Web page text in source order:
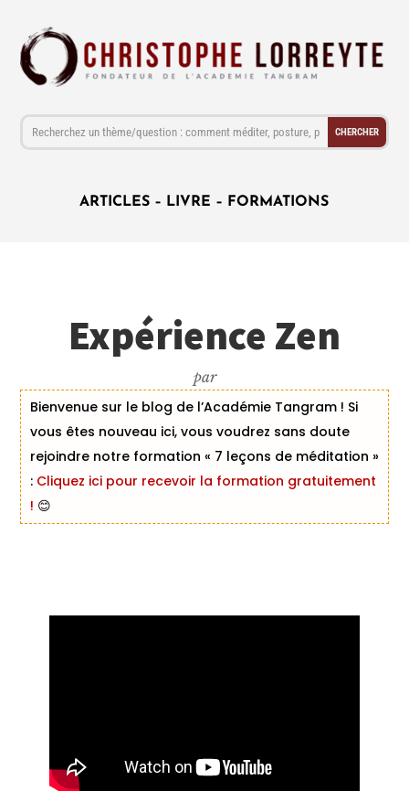
ARTICLES – LIVRE – FORMATIONS
Expérience Zen
par
Bienvenue sur le blog de l’Académie Tangram ! Si
vous êtes nouveau ici, vous voudrez sans doute
rejoindre notre formation « 7 leçons de méditation »
:Cliquez ici pour recevoir la formation gratuitement
! 😊